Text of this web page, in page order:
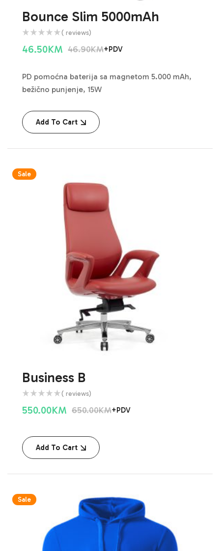
Bounce Slim 5000mAh
( reviews)
46.90KM
46.50KM +PDV
PD pomoćna baterija sa magnetom 5.000 mAh,
bežično punjenje, 15W
Add To Cart
Sale
Business B
( reviews)
650.00KM
550.00KM +PDV
Add To Cart
Sale